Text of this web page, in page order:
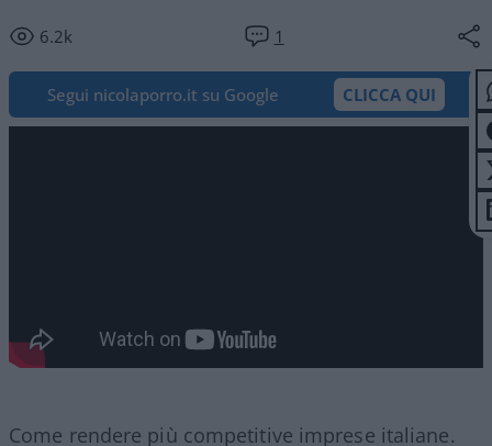
6.2k 1
Segui nicolaporro.it su Google CLICCA QUI
Come rendere più competitive imprese italiane.